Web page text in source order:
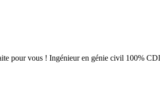
pour vous ! Ingénieur en génie civil 100%